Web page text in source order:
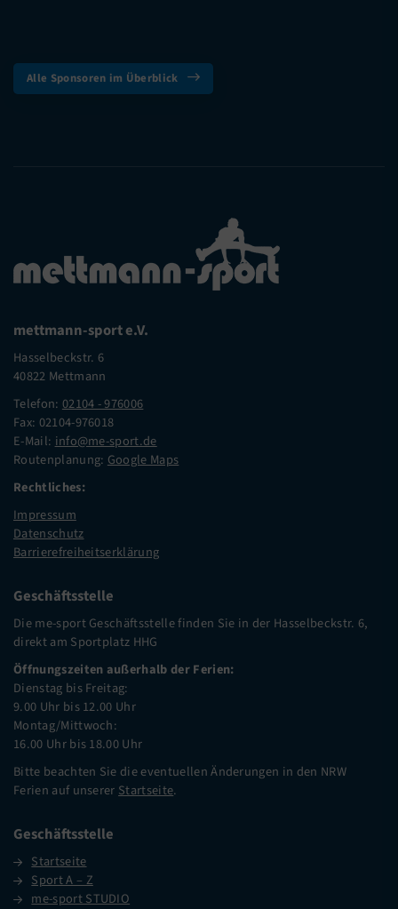
Alle Sponsoren im Überblick
mettmann-sport e.V.
Hasselbeckstr. 6
40822 Mettmann
Telefon: 02104 - 976006
Fax: 02104-976018
E-Mail:info@me-sport.de
Routenplanung: Google Maps
Rechtliches:
Impressum
Datenschutz
Barrierefreiheitserklärung
Geschäftsstelle
Die me-sport Geschäftsstelle finden Sie in der Hasselbeckstr. 6,
direkt am Sportplatz HHG
Öffnungszeiten außerhalb der Ferien:
Dienstag bis Freitag:
9.00 Uhr bis 12.00 Uhr
Montag/Mittwoch:
16.00 Uhr bis 18.00 Uhr
Bitte beachten Sie die eventuellen Änderungen in den NRW
Ferien auf unsererStartseite.
Geschäftsstelle
Startseite
Sport A – Z
me-sport STUDIO